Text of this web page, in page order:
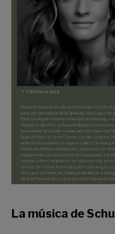
La música de